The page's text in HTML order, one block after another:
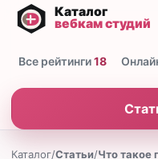
Все рейтинги18
Каталог/Статьи/Что такое